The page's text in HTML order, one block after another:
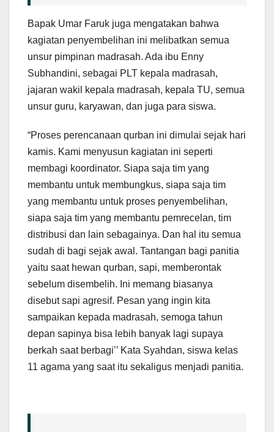
Bapak Umar Faruk juga mengatakan bahwa
kagiatan penyembelihan ini melibatkan semua
unsur pimpinan madrasah. Ada ibu Enny
Subhandini, sebagai PLT kepala madrasah,
jajaran wakil kepala madrasah, kepala TU, semua
unsur guru, karyawan, dan juga para siswa.
“Proses perencanaan qurban ini dimulai sejak hari
kamis. Kami menyusun kagiatan ini seperti
membagi koordinator. Siapa saja tim yang
membantu untuk membungkus, siapa saja tim
yang membantu untuk proses penyembelihan,
siapa saja tim yang membantu pemrecelan, tim
distribusi dan lain sebagainya. Dan hal itu semua
sudah di bagi sejak awal. Tantangan bagi panitia
yaitu saat hewan qurban, sapi, memberontak
sebelum disembelih. Ini memang biasanya
disebut sapi agresif. Pesan yang ingin kita
sampaikan kepada madrasah, semoga tahun
depan sapinya bisa lebih banyak lagi supaya
berkah saat berbagi’’ Kata Syahdan, siswa kelas
11 agama yang saat itu sekaligus menjadi panitia.